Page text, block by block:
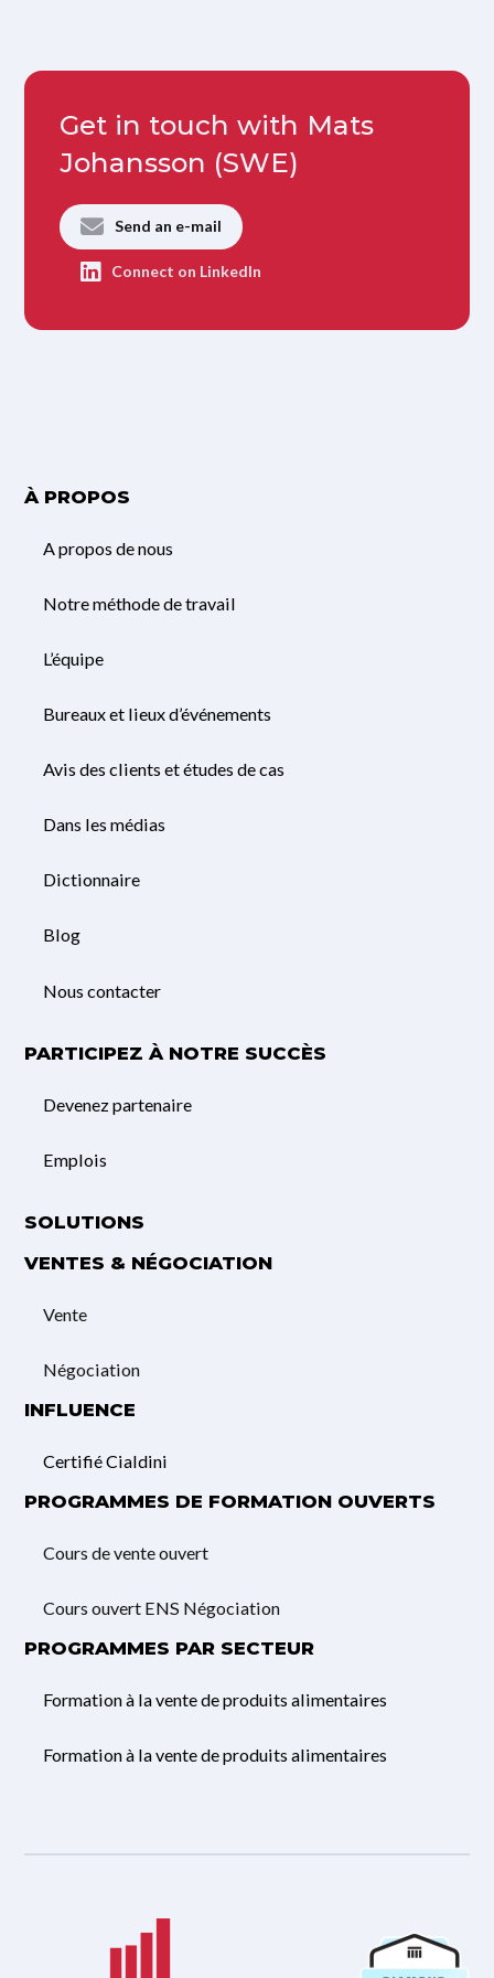
Get in touch with Mats
Johansson (SWE)
Send an e-mail
Connect on LinkedIn
À PROPOS
A propos de nous
Notre méthode de travail
L’équipe
Bureaux et lieux d’événements
Avis des clients et études de cas
Dans les médias
Dictionnaire
Blog
Nous contacter
PARTICIPEZ À NOTRE SUCCÈS
Devenez partenaire
Emplois
SOLUTIONS
VENTES & NÉGOCIATION
Vente
Négociation
INFLUENCE
Certifié Cialdini
PROGRAMMES DE FORMATION OUVERTS
Cours de vente ouvert
Cours ouvert ENS Négociation
PROGRAMMES PAR SECTEUR
Formation à la vente de produits alimentaires
Formation à la vente de produits alimentaires